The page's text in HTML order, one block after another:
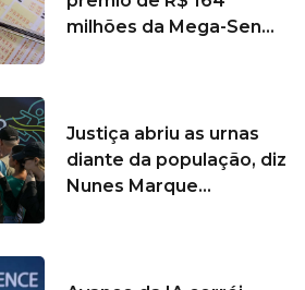
milhões da Mega-Sen...
Justiça abriu as urnas
diante da população, diz
Nunes Marque...